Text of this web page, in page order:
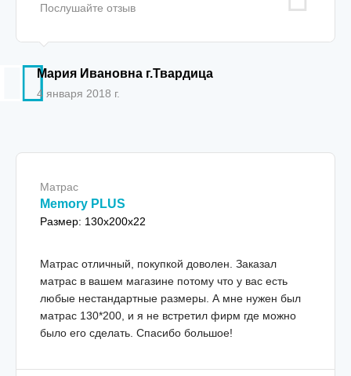
Послушайте отзыв
Мария Ивановна г.Твардица
4 января 2018 г.
Матрас
Memory PLUS
Размер: 130х200х22
Матрас отличный, покупкой доволен. Заказал
матрас в вашем магазине потому что у вас есть
любые нестандартные размеры. А мне нужен был
матрас 130*200, и я не встретил фирм где можно
было его сделать. Спасибо большое!